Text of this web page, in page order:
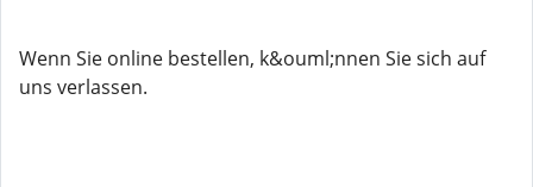
Wenn Sie online bestellen, k&ouml;nnen Sie sich auf
uns verlassen.